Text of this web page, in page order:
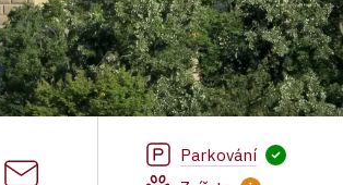
Parkování